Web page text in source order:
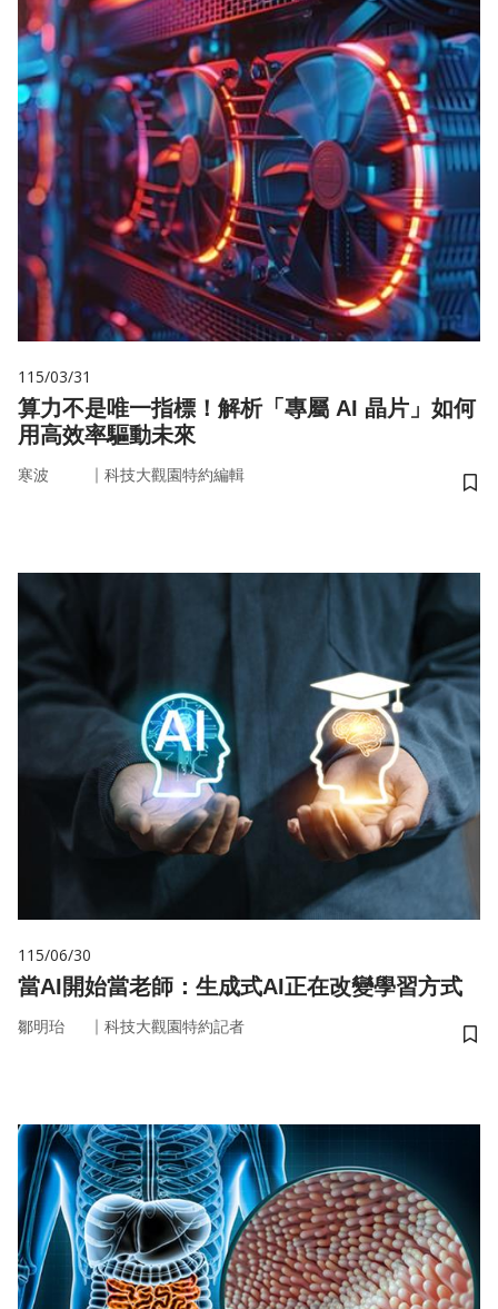
115/03/31
算力不是唯一指標！解析「專屬 AI 晶片」如何
用高效率驅動未來
寒波 ｜ 科技大觀園特約編輯
儲
115/06/30
當AI開始當老師：生成式AI正在改變學習方式
鄒明珆 ｜ 科技大觀園特約記者
儲